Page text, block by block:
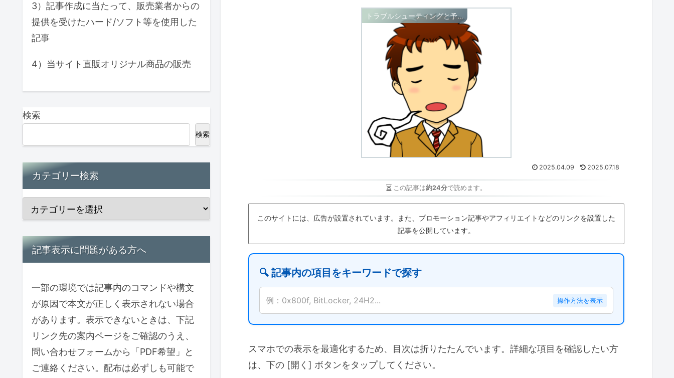
トラブルシューティングと予防
2025.04.09 2025.07.18
この記事は約24分で読めます。
このサイトには、広告が設置されています。また、プロモーション記事やアフィリエイトなどのリンクを設置した
記事を公開しています。
🔍 記事内の項目をキーワードで探す
例：0x800f, BitLocker, 24H2... 操作方法を表示
スマホでの表示を最適化するため、目次は折りたたんでいます。詳細な項目を確認したい方
は、下の [開く] ボタンをタップしてください。
3）記事作成に当たって、販売業者からの
提供を受けたハード/ソフト等を使用した
記事
4）当サイト直販オリジナル商品の販売
検索
検索
カテゴリー検索
記事表示に問題がある方へ
一部の環境では記事内のコマンドや構文
が原因で本文が正しく表示されない場合
があります。表示できないときは、下記
リンク先の案内ページをご確認のうえ、
問い合わせフォームから「PDF希望」と
ご連絡ください。配布は必ずしも可能で